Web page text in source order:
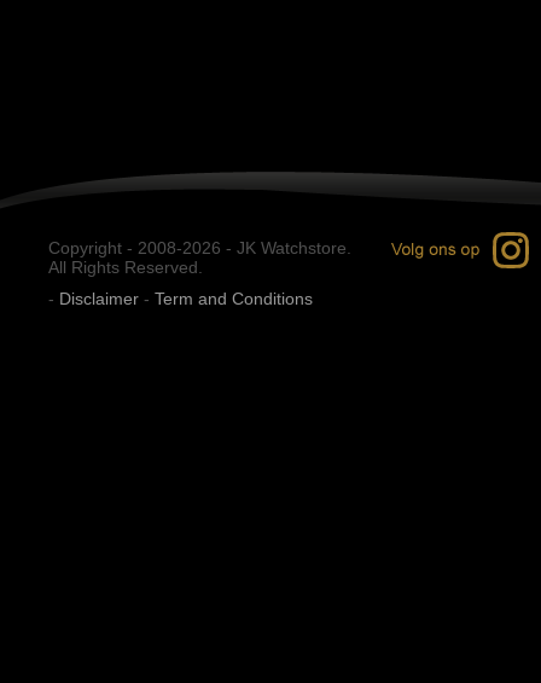
Copyright - 2008-2026 - JK Watchstore.
All Rights Reserved.
- Disclaimer - Term and Conditions